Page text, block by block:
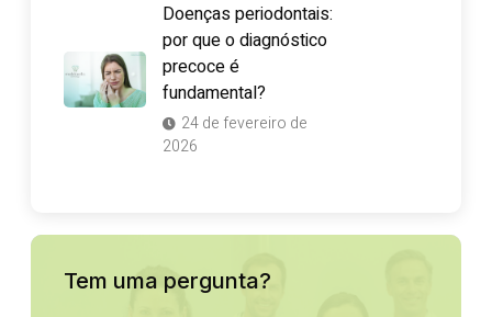
Doenças periodontais:
por que o diagnóstico
precoce é
fundamental?
24 de fevereiro de
2026
Tem uma pergunta?